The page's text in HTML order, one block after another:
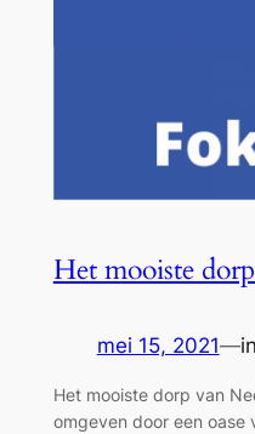
Het mooiste
mei 15, 2021—in
Het mooiste dorp van
omgeven door een oase